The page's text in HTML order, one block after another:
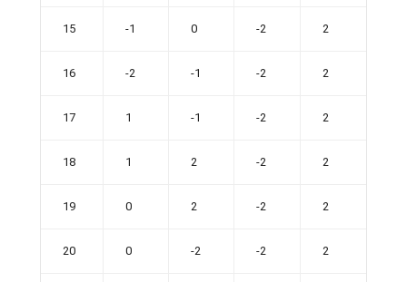
15 -1 0 -2 2
16 -2 -1 -2 2
17 1 -1 -2 2
18 1 2 -2 2
19 0 2 -2 2
20 0 -2 -2 2